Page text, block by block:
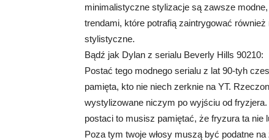
minimalistyczne stylizacje są zawsze
trendami, które potrafią zaintrygować
stylistyczne.
Bądź jak Dylan z serialu Beverly Hills 90210:
Postać tego modnego serialu z lat 90-tyh
pamięta, kto nie niech zerknie na YT.
wystylizowane niczym po wyjściu od
postaci to musisz pamiętać, że fryzura ta nie
Poza tym twoje włosy muszą być podatne